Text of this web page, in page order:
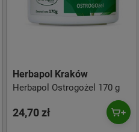
Herbapol Kraków
Herbapol Ostrogożel 170 g
24,70 zł